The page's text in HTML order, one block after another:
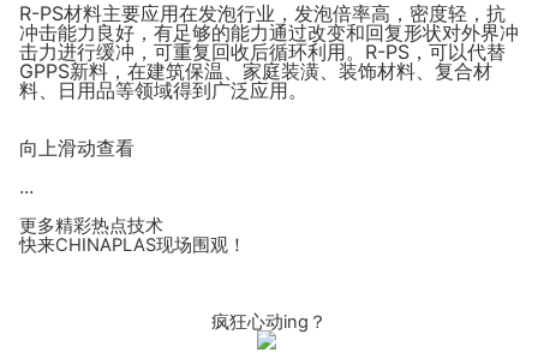
R-PS材料主要应用在发泡行业，发泡倍率高，密度轻，抗
冲击能力良好，有足够的能力通过改变和回复形状对外界冲
击力进行缓冲，可重复回收后循环利用。R-PS，可以代替
GPPS新料，在建筑保温、家庭装潢、装饰材料、复合材
料、日用品等领域得到广泛应用。
向上滑动查看
...
更多精彩热点技术
快来CHINAPLAS现场围观！
疯狂心动ing？